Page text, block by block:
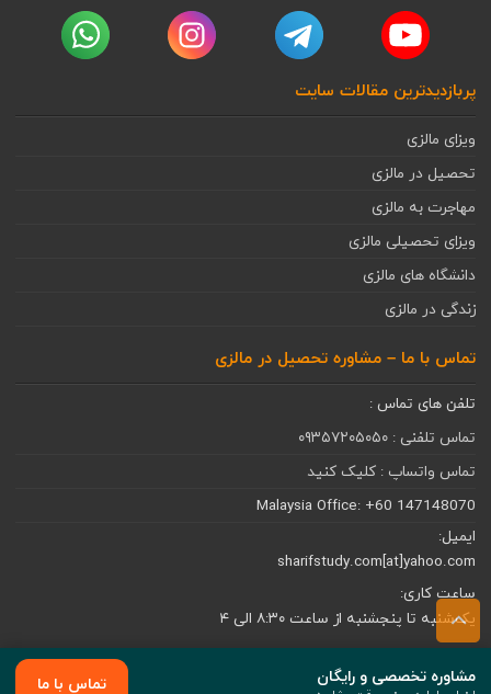
مشاوره تخصصی و رایگان تماس با ما
پربازدیدترین مقالات سایت
ویزای مالزی
تحصیل در مالزی
مهاجرت به مالزی
ویزای تحصیلی مالزی
دانشگاه های مالزی
زندگی در مالزی
تماس با ما – مشاوره تحصیل در مالزی
تلفن های تماس :
تماس تلفنی : ۰۹۳۵۷۲۰۵۰۵۰
تماس واتساپ : کلیک کنید
Malaysia Office: +60 147148070
ایمیل:
sharifstudy.com[at]yahoo.com
ساعت كاری:
یک‌شنبه تا پنجشنبه از ساعت ۸:۳۰ الی ۴